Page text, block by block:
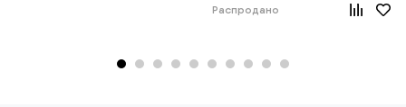
Распродано